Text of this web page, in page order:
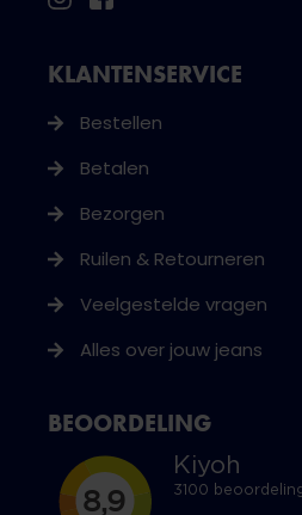
KLANTENSERVICE
Bestellen
Betalen
Bezorgen
Ruilen & Retourneren
Veelgestelde vragen
Alles over jouw jeans
BEOORDELING